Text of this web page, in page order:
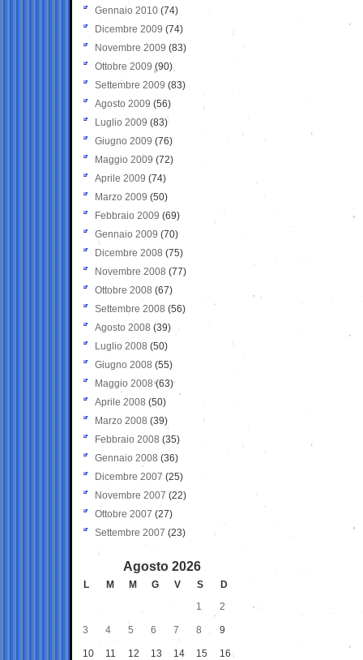
Gennaio 2010 (74)
Dicembre 2009 (74)
Novembre 2009 (83)
Ottobre 2009 (90)
Settembre 2009 (83)
Agosto 2009 (56)
Luglio 2009 (83)
Giugno 2009 (76)
Maggio 2009 (72)
Aprile 2009 (74)
Marzo 2009 (50)
Febbraio 2009 (69)
Gennaio 2009 (70)
Dicembre 2008 (75)
Novembre 2008 (77)
Ottobre 2008 (67)
Settembre 2008 (56)
Agosto 2008 (39)
Luglio 2008 (50)
Giugno 2008 (55)
Maggio 2008(63)
Aprile 2008 (50)
Marzo 2008 (39)
Febbraio 2008 (35)
Gennaio 2008 (36)
Dicembre 2007 (25)
Novembre 2007 (22)
Ottobre 2007 (27)
Settembre 2007 (23)
Agosto 2026
L M M G V S
D
1
2
3 4 5 6 7 8 9
10 11 12 13 14 15 16